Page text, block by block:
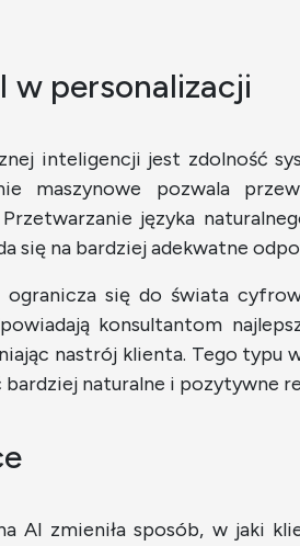
w personalizacji
inteligencji jest zdolność
maszynowe pozwala
języka
się na bardziej adekwatne
się do świata
konsultantom
nastrój klienta. Tego typu
naturalne i pozytywne
AI zmieniła sposób, w jaki